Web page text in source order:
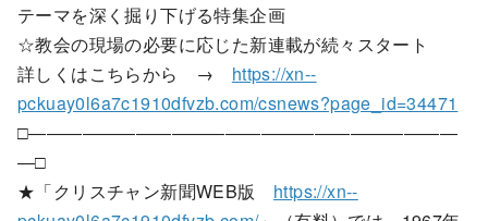
テーマを深く掘り下げる特集企画
☆教会の現場の必要に応じた新連載が続々スタート
詳しくはこちらから → https://xn--
pckuay0l6a7c1910dfvzb.com/csnews?page_id=34471
□――――――――――――――――――――――――
―□
★「クリスチャン新聞WEB版 https://xn--